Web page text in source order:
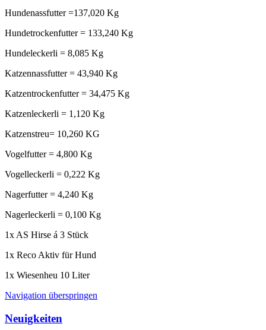
Hundenassfutter =137,020 Kg
Hundetrockenfutter = 133,240 Kg
Hundeleckerli = 8,085 Kg
Katzennassfutter = 43,940 Kg
Katzentrockenfutter = 34,475 Kg
Katzenleckerli = 1,120 Kg
Katzenstreu= 10,260 KG
Vogelfutter = 4,800 Kg
Vogelleckerli = 0,222 Kg
Nagerfutter = 4,240 Kg
Nagerleckerli = 0,100 Kg
1x AS Hirse á 3 Stück
1x Reco Aktiv für Hund
1x Wiesenheu 10 Liter
Navigation überspringen
Neuigkeiten